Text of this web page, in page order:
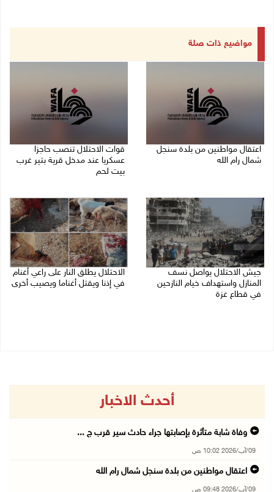
مواضيع ذات صلة
اعتقال مواطنين من بلدة سنجل
شمال رام الله
قوات الاحتلال تنصب حاجزا
عسكريا عند مدخل قرية بتير غرب
بيت لحم
جيش الاحتلال يواصل نسف
المنازل واستهداف خيام النازحين
في قطاع غزة
الاحتلال يطلق النار على راعي أغنام
في إذنا ويقتل أغناما ويصيب أخرى
أحدث الاخبار
وفاة شابة متأثرة بإصابتها جراء حادث سير قرب ج ...
09/آب/2026 10:02 ص
اعتقال مواطنين من بلدة سنجل شمال رام الله
09/آب/2026 09:48 ص